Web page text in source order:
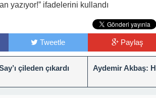
yazıyor!” ifadelerini kullandı
Tweetle Paylaş
çileden çıkardı
Aydemir Akbaş: